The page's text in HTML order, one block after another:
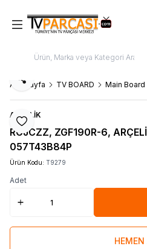
Ana Sayfa TV BOARD Main Board
Favoriye Ekle
Paylaş
ARÇELİK
RGJCZZ, ZGF190R-6,
057T43B84P
Ürün Kodu: T9279
Adet
HEMEN